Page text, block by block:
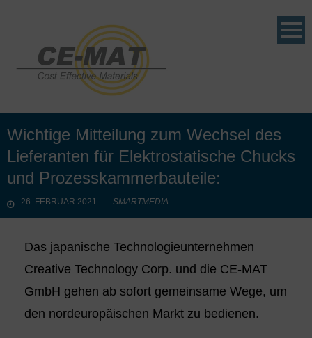
Wichtige Mitteilung zum Wechsel des
Lieferanten für Elektrostatische Chucks
und Prozesskammerbauteile:
26. FEBRUAR 2021 SMARTMEDIA
Das japanische Technologieunternehmen
Creative Technology Corp. und die CE-MAT
GmbH gehen ab sofort gemeinsame Wege, um
den nordeuropäischen Markt zu bedienen.